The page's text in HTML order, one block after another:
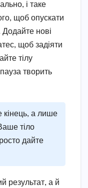
і таке
щоб опускати
Додайте нові
щоб задіяти
тілу
творить
кінець, а лише
тіло
дайте
результат, а й